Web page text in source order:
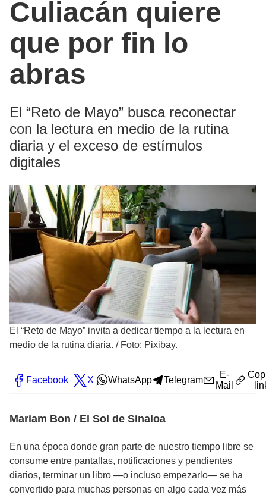
Culiacán quiere
que por fin lo
abras
El “Reto de Mayo” busca reconectar
con la lectura en medio de la rutina
diaria y el exceso de estímulos
digitales
El “Reto de Mayo” invita a dedicar tiempo a la lectura en
medio de la rutina diaria. / Foto: Pixibay.
Facebook X WhatsApp Telegram
E-
Mail
Mariam Bon / El Sol de Sinaloa
En una época donde gran parte de nuestro tiempo libre se
consume entre pantallas, notificaciones y pendientes
diarios, terminar un libro —o incluso empezarlo— se ha
convertido para muchas personas en algo cada vez más